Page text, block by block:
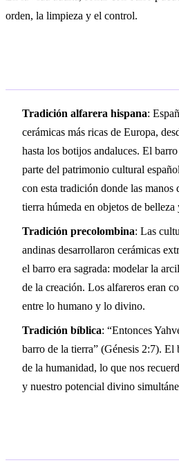
orden, la limpieza y el control.
Tradición alfarera hispana:
cerámicas más ricas de Europa,
hasta los botijos andaluces. El
parte del patrimonio cultural
con esta tradición donde las manos
tierra húmeda en objetos de
Tradición precolombina: Las
andinas desarrollaron cerámicas
el barro era sagrada: modelar la
de la creación. Los alfareros eran
entre lo humano y lo divino.
Tradición bíblica: “Entonces
barro de la tierra” (Génesis 2:7). El
de la humanidad, lo que nos
y nuestro potencial divino